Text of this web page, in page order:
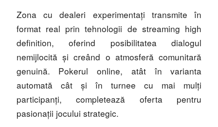
Zona cu dealeri experimentați transmite în
format real prin tehnologii de streaming high
definition, oferind posibilitatea dialogul
nemijlocită și creând o atmosferă comunitară
genuină. Pokerul online, atât în varianta
automată cât și în turnee cu mai mulți
participanți, completează oferta pentru
pasionații jocului strategic.